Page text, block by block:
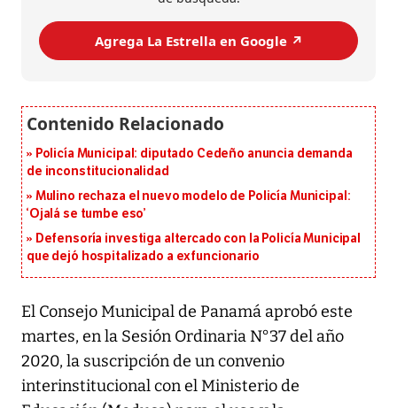
Agrega La Estrella en Google ↗️
Policía Municipal: diputado Cedeño anuncia demanda
de inconstitucionalidad
Mulino rechaza el nuevo modelo de Policía Municipal:
‘Ojalá se tumbe eso’
Defensoría investiga altercado con la Policía Municipal
que dejó hospitalizado a exfuncionario
El Consejo Municipal de Panamá aprobó este
martes, en la Sesión Ordinaria N°37 del año
2020, la suscripción de un convenio
interinstitucional con el Ministerio de